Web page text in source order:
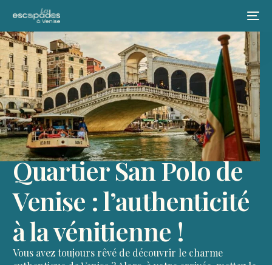
Quartier San Polo de
Venise : l’authenticité
à la vénitienne !
Vous avez toujours rêvé de découvrir le charme